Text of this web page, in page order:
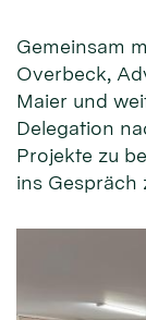
Gemeinsam
Overbeck,
Maier und
Delegation
Projekte zu
ins Gespräch